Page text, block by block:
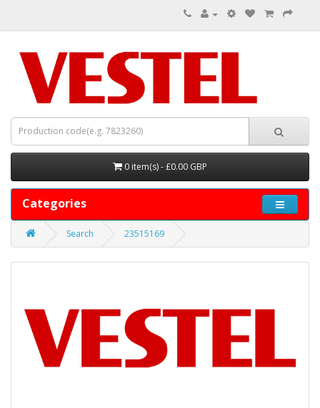
0 item(s) - £0.00 GBP
Categories
Search 23515169